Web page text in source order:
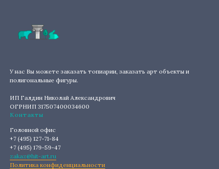
У нас Вы можете заказать топиарии, заказать арт объекты и
полигональные фигуры.
ИП Галдин Николай Александрович
ОГРНИП 317507400034600
Контакты
Головной офис
+7 (495) 127-71-84
+7 (495) 179-59-47
zakaz@hit-art.ru
Политика конфиденциальности